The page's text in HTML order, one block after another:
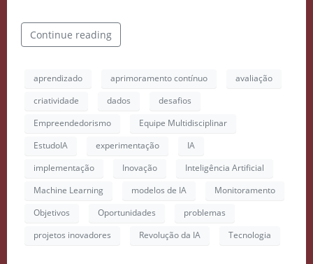
Continue reading
aprendizado aprimoramento contínuo
avaliação
criatividade
dados
desafios
Empreendedorismo
Equipe Multidisciplinar
EstudoIA
experimentação
IA
implementação
Inovação
Inteligência Artificial
Machine Learning
modelos de IA
Monitoramento
Objetivos
Oportunidades
problemas
projetos inovadores
Revolução da IA Tecnologia